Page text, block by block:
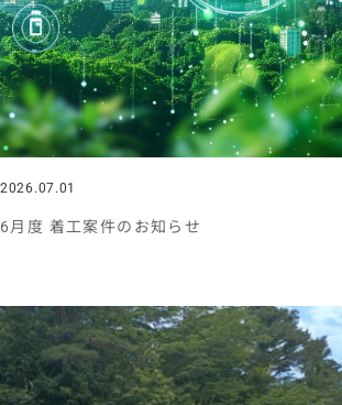
2026.07.01
6月度 着工案件のお知らせ